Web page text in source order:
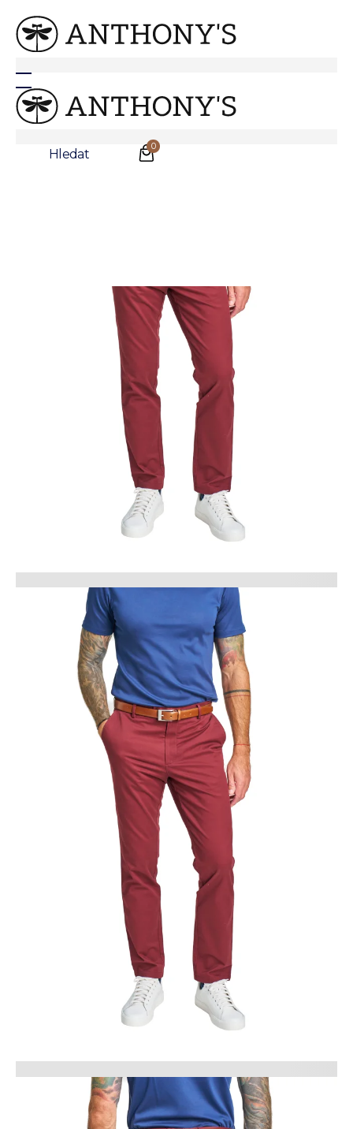
Hledat
0
Anthonys / Oblečení / Kalhoty
Vínové non-iron kalhoty Freddie
Sleva